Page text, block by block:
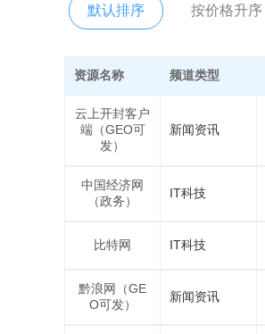
默认排序 按价格升序
资源名称 频道类型
云上开封客户
端（GEO可
发）
新闻资讯
中国经济网
（政务）
IT科技
比特网 IT科技
黔浪网（GE
O可发）
新闻资讯